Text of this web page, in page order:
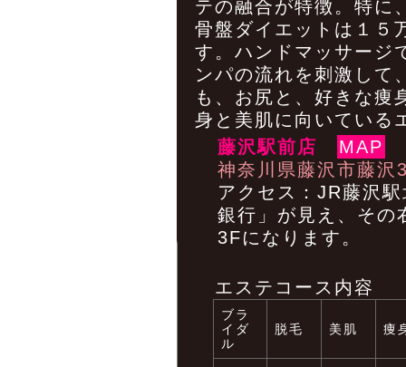
テの融合が特徴。特に
骨盤ダイエットは１５
す。ハンドマッサージ
ンパの流れを刺激して
も、お尻と、好きな痩
身と美肌に向いている
藤沢駅前店
MAP
神奈川県藤沢市藤
アクセス：JR藤沢
銀行」が見え、その
3Fになります。
エステコース内容
ブラ
イダ
ル
脱毛 美肌 痩